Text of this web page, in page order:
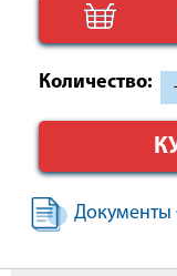
Количество:
Документы